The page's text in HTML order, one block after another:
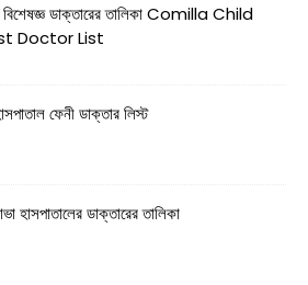
বিশেষজ্ঞ ডাক্তারের তালিকা Comilla Child
Doctor List
ফেনী ডাক্তার লিস্ট
হাসপাতালের ডাক্তারের তালিকা